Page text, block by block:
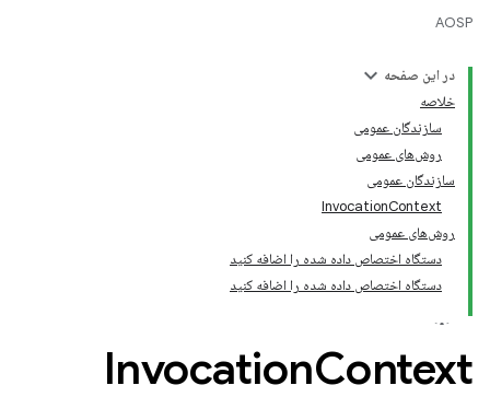
AOSP
در این صفحه
خلاصه
سازندگان عمومی
روش‌های عمومی
سازندگان عمومی
InvocationContext
روش‌های عمومی
دستگاه اختصاص داده شده را اضافه کنید
دستگاه اختصاص داده شده را اضافه کنید
InvocationContext